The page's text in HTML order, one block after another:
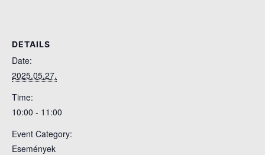
DETAILS
Date:
2025.05.27.
Time:
10:00 - 11:00
Event Category:
Események